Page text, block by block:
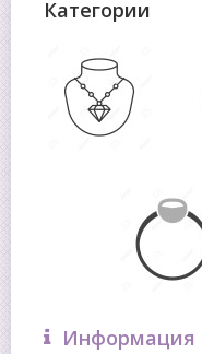
Категории
Информация